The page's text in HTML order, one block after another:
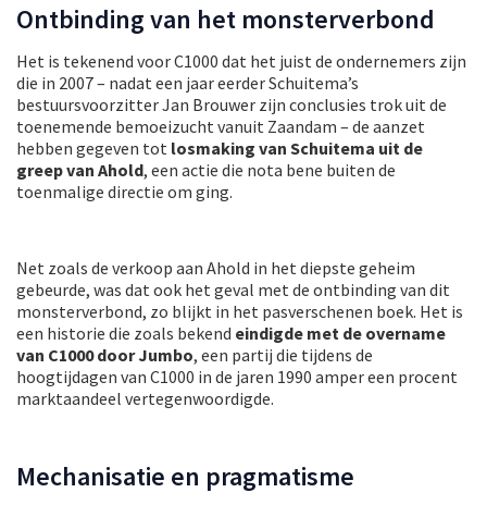
Ontbinding van het monsterverbond
Het is tekenend voor C1000 dat het juist de ondernemers zijn
die in 2007 – nadat een jaar eerder Schuitema’s
bestuursvoorzitter Jan Brouwer zijn conclusies trok uit de
toenemende bemoeizucht vanuit Zaandam – de aanzet
hebben gegeven tot losmaking van Schuitema uit de
greep van Ahold, een actie die nota bene buiten de
toenmalige directie om ging.
Net zoals de verkoop aan Ahold in het diepste geheim
gebeurde, was dat ook het geval met de ontbinding van dit
monsterverbond, zo blijkt in het pasverschenen boek. Het is
een historie die zoals bekend eindigde met de overname
van C1000 door Jumbo, een partij die tijdens de
hoogtijdagen van C1000 in de jaren 1990 amper een procent
marktaandeel vertegenwoordigde.
Mechanisatie en pragmatisme